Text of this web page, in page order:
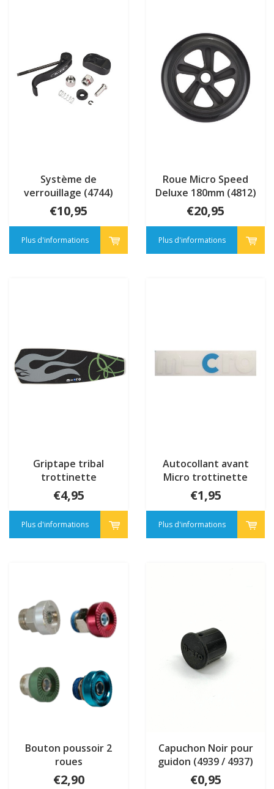
Système de
verrouillage (4744)
€10,95
Plus d'informations
Roue Micro Speed
Deluxe 180mm (4812)
€20,95
Plus d'informations
Griptape tribal
trottinette
Rocket/Speed (1204)
€4,95
Plus d'informations
Autocollant avant
Micro trottinette
€1,95
Plus d'informations
Bouton poussoir 2
roues
€2,90
Capuchon Noir pour
guidon (4939 / 4937)
€0,95